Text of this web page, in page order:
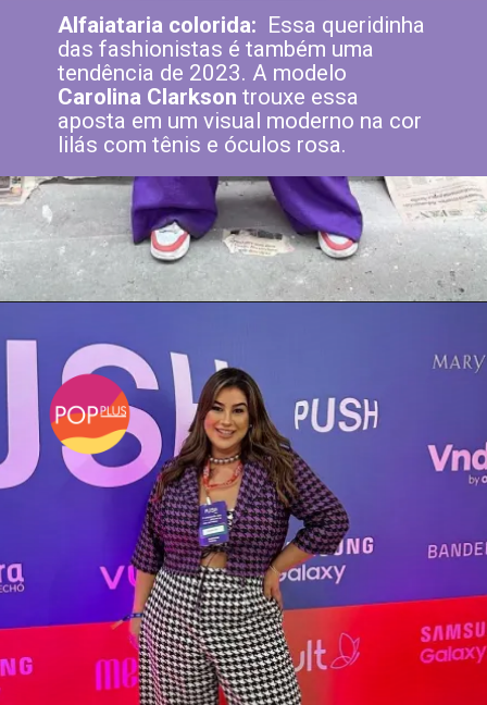
Alfaiataria colorida: Essa queridinha
das fashionistas é também uma
tendência de 2023. A modelo
Carolina Clarkson trouxe essa
aposta em um visual moderno na cor
lilás com tênis e óculos rosa.